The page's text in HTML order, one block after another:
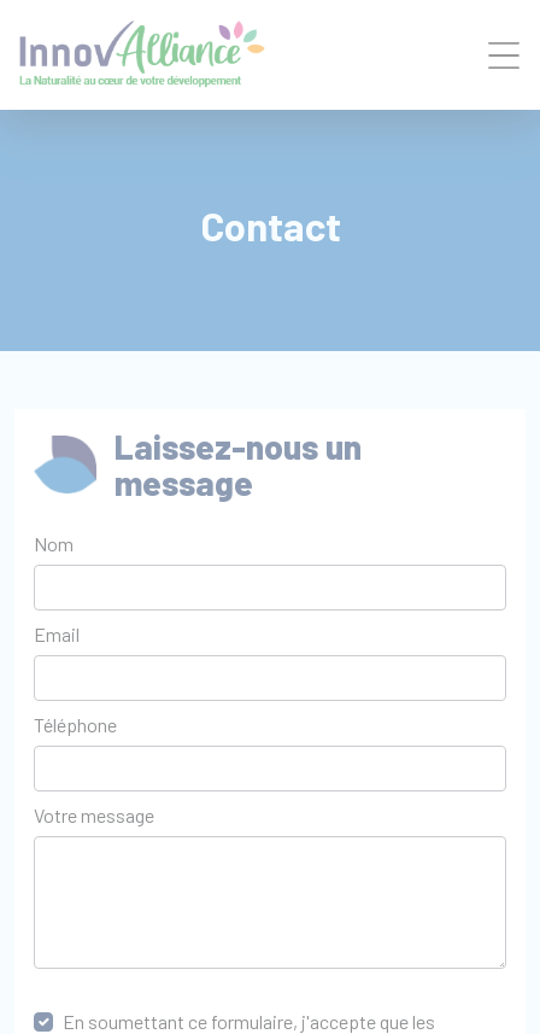
Contact
Laissez-nous un
message
Nom
Email
Téléphone
Votre message
En soumettant ce formulaire, j'accepte que les